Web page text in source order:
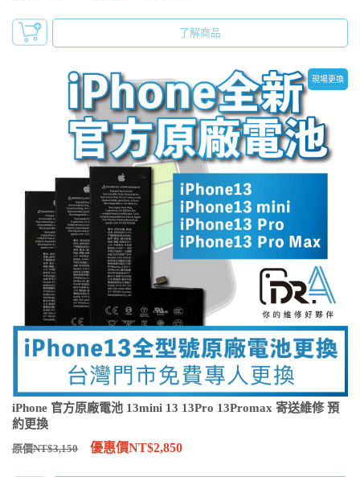
了解商品
現場更換
iPhone 官方原廠電池 13mini 13 13Pro 13Promax 寄送維修 預
約更換
原價NT$3,150 優惠價NT$2,850